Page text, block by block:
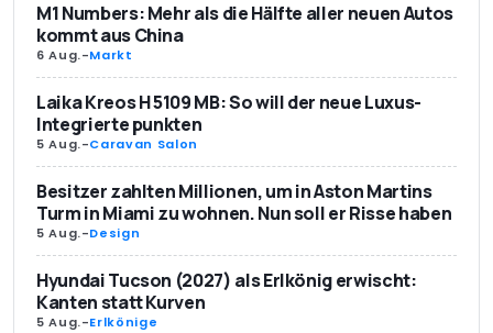
M1 Numbers: Mehr als die Hälfte aller neuen Autos
kommt aus China
6 Aug.-Markt
Laika Kreos H 5109 MB: So will der neue Luxus-
Integrierte punkten
5 Aug.-Caravan Salon
Besitzer zahlten Millionen, um in Aston Martins
Turm in Miami zu wohnen. Nun soll er Risse haben
5 Aug.-Design
Hyundai Tucson (2027) als Erlkönig erwischt:
Kanten statt Kurven
5 Aug.-Erlkönige